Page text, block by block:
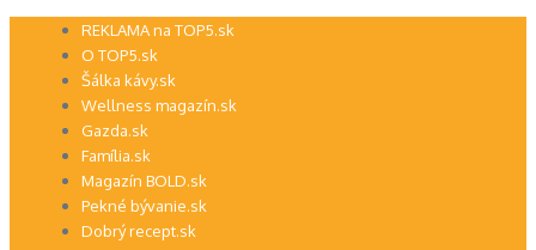
Preskočiť REKLAMA na TOP5.sk
O TOP5.sk
Šálka kávy.sk
Wellness magazín.sk
Gazda.sk
Família.sk
Magazín BOLD.sk
Pekné bývanie.sk
Dobrý recept.sk